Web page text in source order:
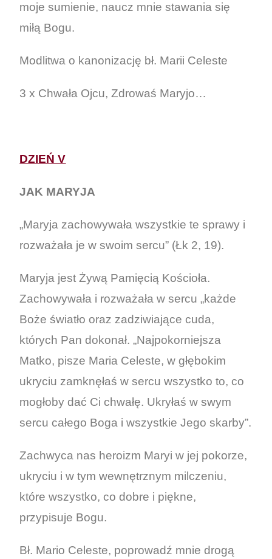
moje sumienie, naucz mnie stawania się
miłą Bogu.
Modlitwa o kanonizację bł. Marii Celeste
3 x Chwała Ojcu, Zdrowaś Maryjo…
DZIEŃ V
JAK MARYJA
„Maryja zachowywała wszystkie te sprawy i
rozważała je w swoim sercu” (Łk 2, 19).
Maryja jest Żywą Pamięcią Kościoła.
Zachowywała i rozważała w sercu „każde
Boże światło oraz zadziwiające cuda,
których Pan dokonał. „Najpokorniejsza
Matko, pisze Maria Celeste, w głębokim
ukryciu zamknęłaś w sercu wszystko to, co
mogłoby dać Ci chwałę. Ukryłaś w swym
sercu całego Boga i wszystkie Jego skarby”.
Zachwyca nas heroizm Maryi w jej pokorze,
ukryciu i w tym wewnętrznym milczeniu,
które wszystko, co dobre i piękne,
przypisuje Bogu.
Bł. Mario Celeste, poprowadź mnie drogą